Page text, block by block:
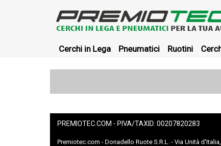
Cerchi in Lega Pneumatici Ruotini
PREMIOTEC.COM - PIVA/TAXID: 00207820283
Premiotec.com - Donadello Ruote S.R.L. - Via Unità